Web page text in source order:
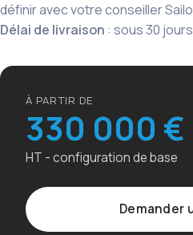
définir avec votre conseiller
Délai de livraison : sous 30
À PARTIR DE
330 000 €
HT - configuration de base
Demander